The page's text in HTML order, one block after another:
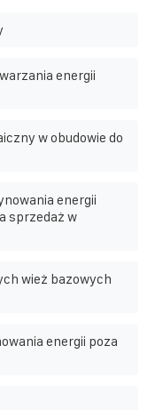
energii
w obudowie do
energii
sprzedaż w
wież bazowych
energii poza